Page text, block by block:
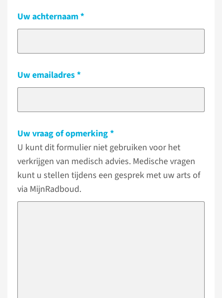
Uw achternaam
Uw emailadres
Uw vraag of opmerking
U kunt dit formulier niet gebruiken voor het
verkrijgen van medisch advies. Medische vragen
kunt u stellen tijdens een gesprek met uw arts of
via MijnRadboud.